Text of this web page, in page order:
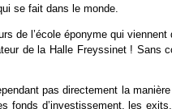
se fait dans le monde.
de l’école éponyme qui
de la Halle Freyssinet ! Sans
pas directement la
fonds d’investissement, les